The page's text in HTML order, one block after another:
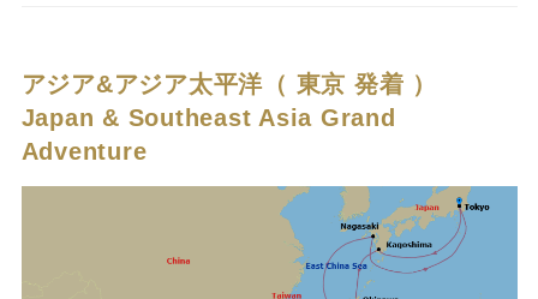
アジア&アジア太平洋（ 東京 発着 ）
Japan & Southeast Asia Grand
Adventure